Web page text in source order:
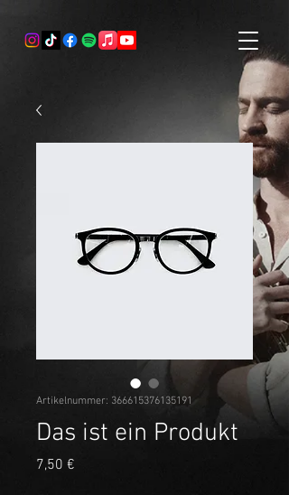
Artikelnummer: 366615376135191
Das ist ein Produkt
7,50 €